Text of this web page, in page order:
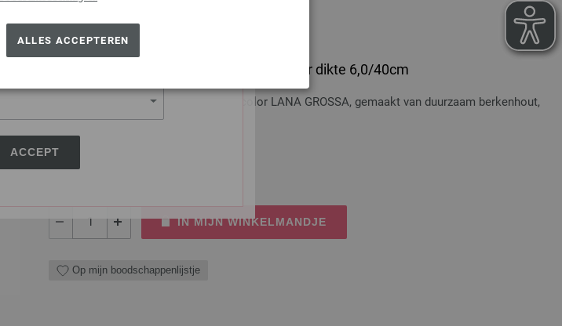
States of America
ACCEPT
ALLES ACCEPTEREN
Rondbreinaalden Designer Hout Multicolor dikte 6,0/40cm
Rondbreinaalden designer hout Multicolor LANA GROSSA, gemaakt van duurzaam berkenhout,
pendikte 6,0 lengte 40cm
8,36 €
IN MIJN WINKELMANDJE
Op mijn boodschappenlijstje